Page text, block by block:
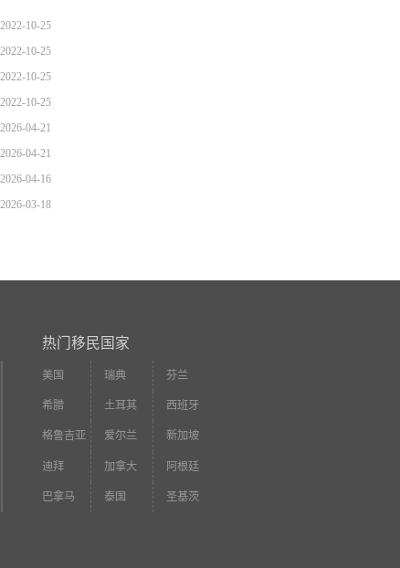
2022-10-25
2022-10-25
2022-10-25
2022-10-25
2026-04-21
2026-04-21
2026-04-16
2026-03-18
热门移民国家
美国 瑞典 芬兰
希腊 土耳其 西班牙
格鲁吉亚 爱尔兰 新加坡
迪拜 加拿大 阿根廷
巴拿马 泰国 圣基茨